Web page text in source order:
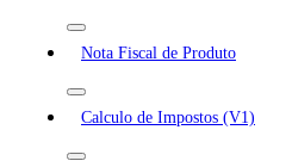
Nota Fiscal de Produto
Calculo de Impostos (V1)